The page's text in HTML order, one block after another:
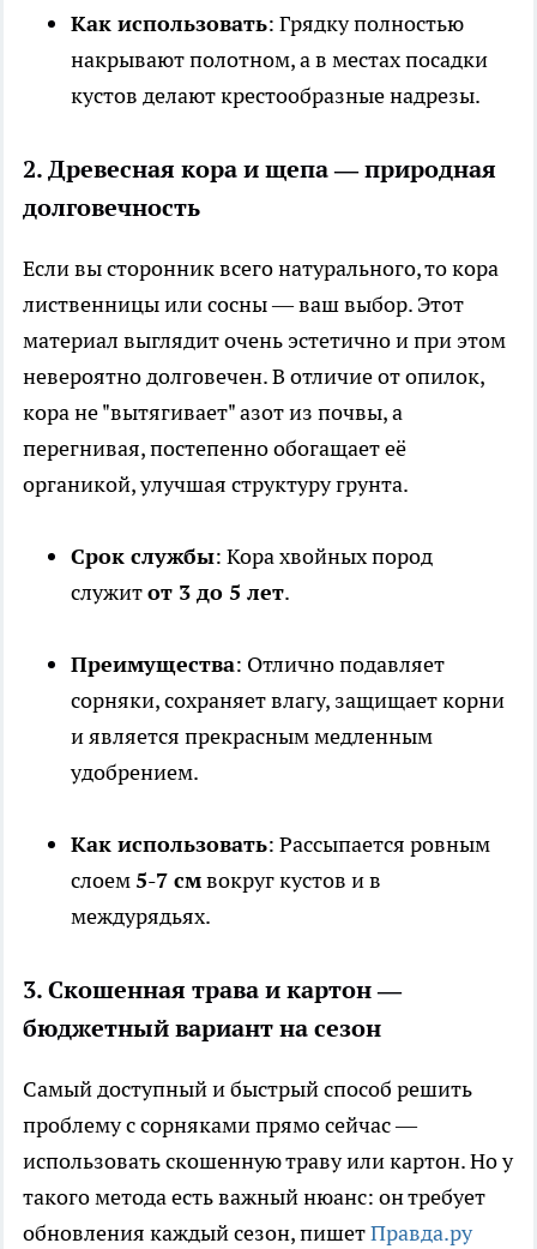
Как использовать: Грядку полностью
накрывают полотном, а в местах посадки
кустов делают крестообразные надрезы.
2. Древесная кора и щепа — природная
долговечность
Если вы сторонник всего натурального, то кора
лиственницы или сосны — ваш выбор. Этот
материал выглядит очень эстетично и при этом
невероятно долговечен. В отличие от опилок,
кора не "вытягивает" азот из почвы, а
перегнивая, постепенно обогащает её
органикой, улучшая структуру грунта.
Срок службы: Кора хвойных пород
служитот 3 до 5 лет.
Преимущества: Отлично подавляет
сорняки, сохраняет влагу, защищает корни
и является прекрасным медленным
удобрением.
Как использовать: Рассыпается ровным
слоем 5-7 смвокруг кустов и в
междурядьях.
3. Скошенная трава и картон —
бюджетный вариант на сезон
Самый доступный и быстрый способ решить
проблему с сорняками прямо сейчас —
использовать скошенную траву или картон. Но у
такого метода есть важный нюанс: он требует
обновления каждый сезон, пишетПравда.ру